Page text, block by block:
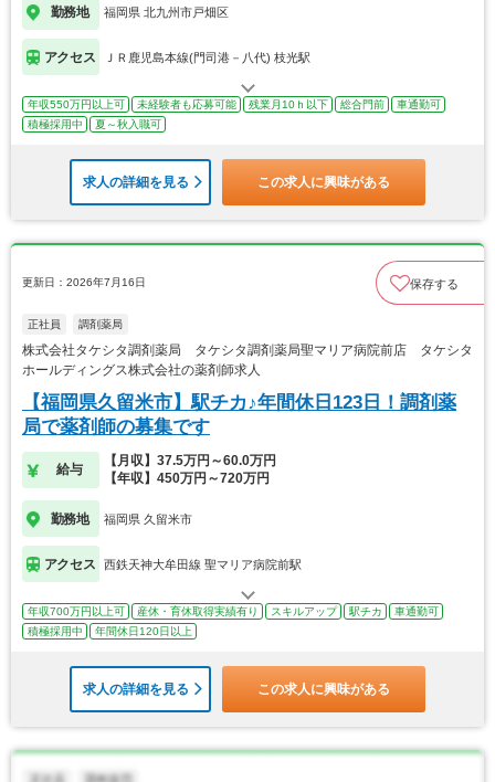
勤務地 福岡県 北九州市戸畑区
アクセス ＪＲ鹿児島本線(門司港－八代) 枝光駅
年収550万円以上可 未経験者も応募可能 残業月10ｈ以下 総合門前
車通勤可
積極採用中
夏～秋入職可
求人の詳細を見る この求人に興味がある
更新日：2026年7月16日 保存する
正社員 調剤薬局
株式会社タケシタ調剤薬局 タケシタ調剤薬局聖マリア病院前店 タケシタ
ホールディングス株式会社の薬剤師求人
【福岡県久留米市】駅チカ♪年間休日123日！調剤薬
局で薬剤師の募集です
給与
【月収】37.5万円～60.0万円
【年収】450万円～720万円
勤務地 福岡県 久留米市
アクセス 西鉄天神大牟田線 聖マリア病院前駅
年収700万円以上可 産休・育休取得実績有り スキルアップ 駅チカ
車通勤可
積極採用中
年間休日120日以上
求人の詳細を見る この求人に興味がある